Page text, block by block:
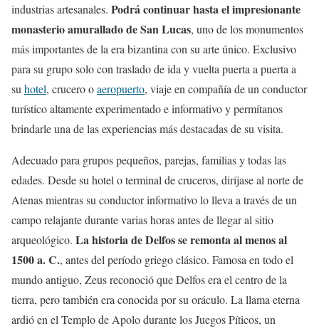
industrias artesanales. Podrá continuar hasta el impresionante
monasterio amurallado de San Lucas, uno de los monumentos
más importantes de la era bizantina con su arte único. Exclusivo
para su grupo solo con traslado de ida y vuelta puerta a puerta a
su hotel, crucero oaeropuerto, viaje en compañía de un conductor
turístico altamente experimentado e informativo y permítanos
brindarle una de las experiencias más destacadas de su visita.
Adecuado para grupos pequeños, parejas, familias y todas las
edades. Desde su hotel o terminal de cruceros, diríjase al norte de
Atenas mientras su conductor informativo lo lleva a través de un
campo relajante durante varias horas antes de llegar al sitio
arqueológico. La historia de Delfos se remonta al menos al
1500 a. C., antes del período griego clásico. Famosa en todo el
mundo antiguo, Zeus reconoció que Delfos era el centro de la
tierra, pero también era conocida por su oráculo. La llama eterna
ardió en el Templo de Apolo durante los Juegos Píticos, un